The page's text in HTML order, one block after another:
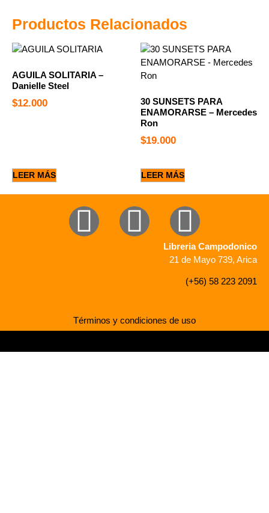
Productos Relacionados
AGUILA SOLITARIA –
Danielle Steel
$12.000
LEER MÁS
30 SUNSETS PARA
ENAMORARSE – Mercedes
Ron
$19.000
LEER MÁS
Libreria Campodonico
21 de Mayo 739, Arica
(+56) 58 223 2091
Términos y condiciones de uso